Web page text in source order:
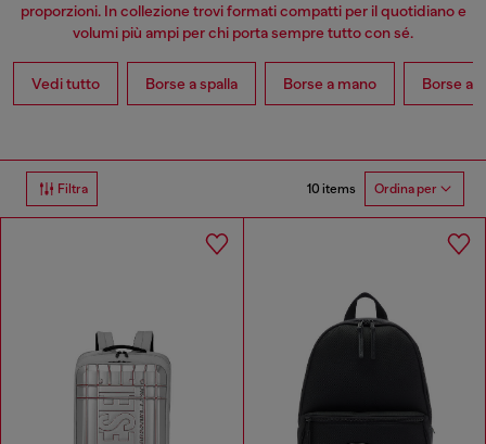
proporzioni. In collezione trovi formati compatti per il quotidiano e
volumi più ampi per chi porta sempre tutto con sé.
Vedi tutto Borse a spalla Borse a mano Borse a
Filtra 10 items Ordina per